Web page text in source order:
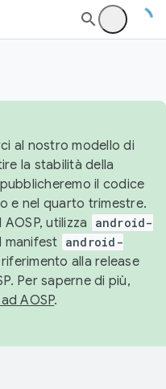
al nostro modello di
la stabilità della
il codice
e nel quarto trimestre.
utilizza
android-
manifest android-
alla release
Per saperne di più,
AOSP.